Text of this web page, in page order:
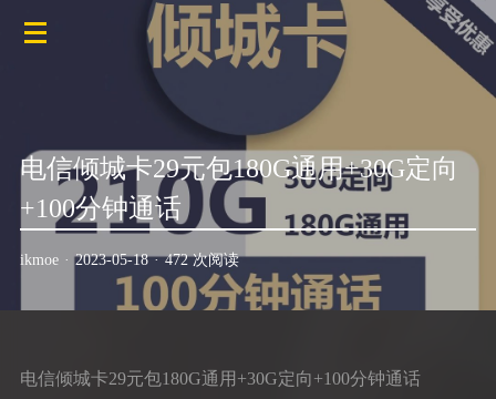
电信倾城卡29元包180G通用+30G定向
+100分钟通话
ikmoe · 2023-05-18 · 472 次阅读
电信倾城卡29元包180G通用+30G定向+100分钟通话